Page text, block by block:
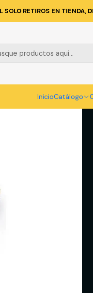
InicioCatálogo
SOLO RETIROS EN
PROTECCION PERSONAL